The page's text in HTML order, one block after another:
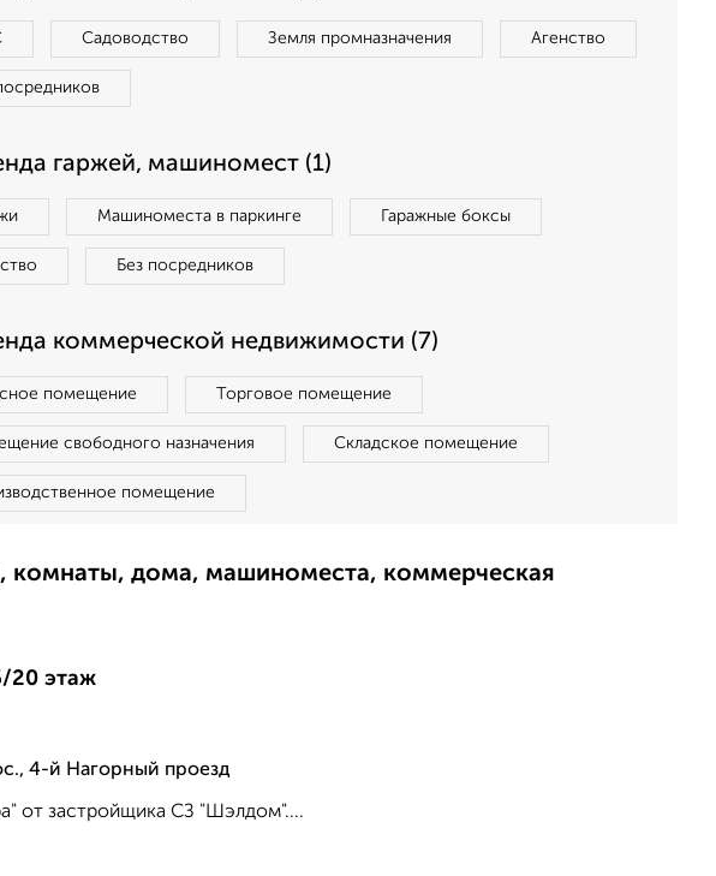
Садоводство Земля промназначения Агенство
гаржей, машиномест (1)
Машиноместа в паркинге Гаражные боксы
Без посредников
коммерческой недвижимости (7)
помещение Торговое помещение
свободного назначения Складское помещение
помещение
комнаты, дома, машиноместа, коммерческая
20 этаж
4-й Нагорный проезд
от застройщика СЗ "Шэлдом"....